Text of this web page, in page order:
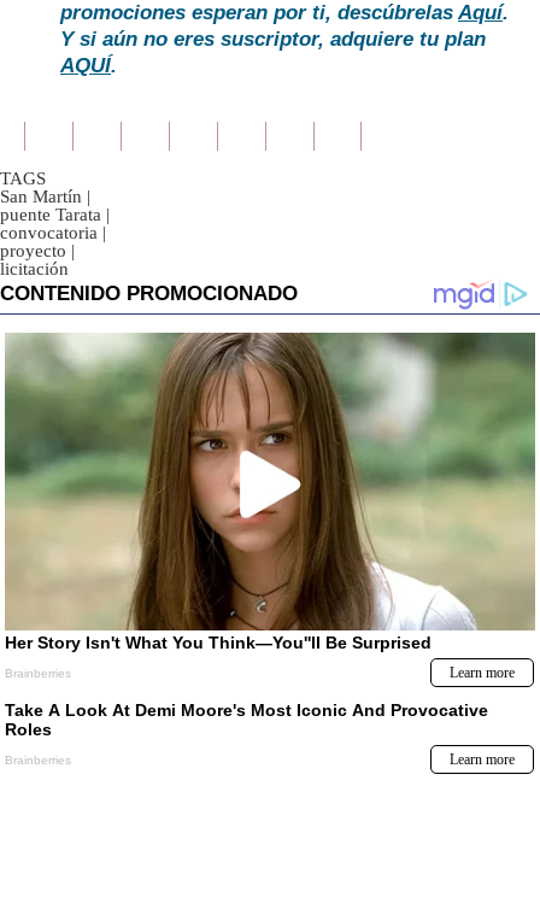
promociones esperan por ti, descúbrelasAquí.
Y si aún no eres suscriptor, adquiere tu plan
AQUÍ.
TAGS
San Martín |
puente Tarata |
convocatoria |
proyecto |
licitación